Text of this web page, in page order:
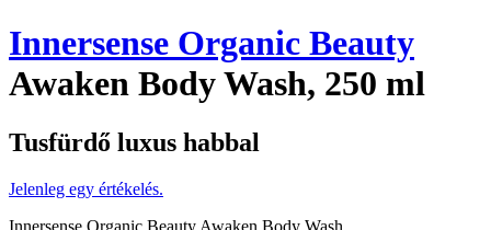
Innersense Organic Beauty
Awaken Body Wash, 250 ml
Tusfürdő luxus habbal
Jelenleg egy értékelés.
Innersense Organic Beauty Awaken Body Wash